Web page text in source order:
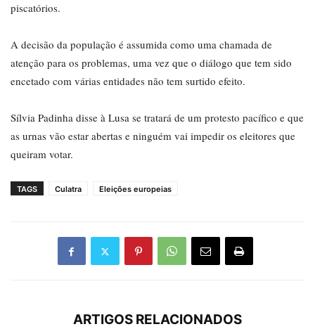
piscatórios.
A decisão da população é assumida como uma chamada de
atenção para os problemas, uma vez que o diálogo que tem sido
encetado com várias entidades não tem surtido efeito.
Sílvia Padinha disse à Lusa se tratará de um protesto pacífico e que
as urnas vão estar abertas e ninguém vai impedir os eleitores que
queiram votar.
TAGS Culatra Eleições europeias
ARTIGOS RELACIONADOS